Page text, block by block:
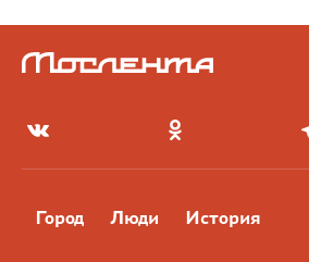
Город Люди История